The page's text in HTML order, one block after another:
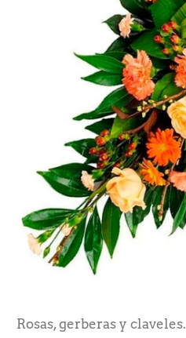
Rosas, gerberas y claveles.